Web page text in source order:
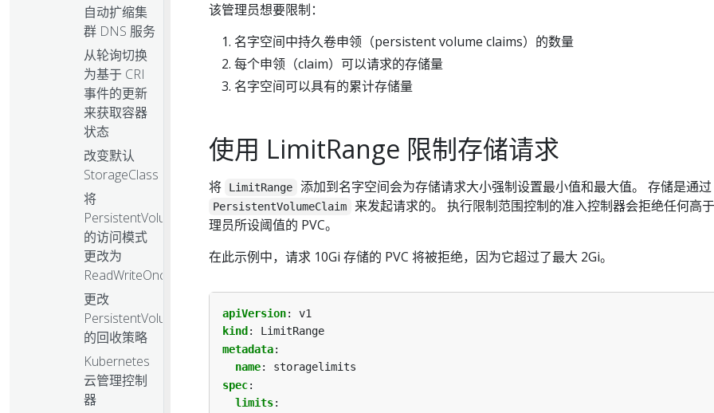
自动扩缩集
群 DNS 服务
从轮询切换
为基于 CRI
事件的更新
来获取容器
状态
改变默认
StorageClass
将
PersistentVolume
的访问模式
更改为
ReadWriteOncePod
更改
PersistentVolume
的回收策略
Kubernetes
云管理控制
器
该管理员想要限制：
名字空间中持久卷申领（persistent volume claims）的数量
每个申领（claim）可以请求的存储量
名字空间可以具有的累计存储量
使用 LimitRange 限制存储请求
将 LimitRange 添加到名字空间会为存储请求大小强制设置最小值和最大值。 存储是通过
PersistentVolumeClaim
来发起请求的。 执行限制范围控制的准入控制器会拒绝任何高
理员所设阈值的 PVC。
在此示例中，请求 10Gi 存储的 PVC 将被拒绝，因为它超过了最大 2Gi。
apiVersion:
v1
kind :
LimitRange
metadata:
name:
storagelimits
spec:
limits: